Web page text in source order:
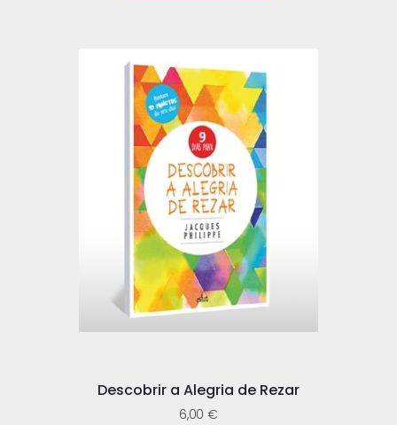
Descobrir a Alegria de Rezar
6,00€